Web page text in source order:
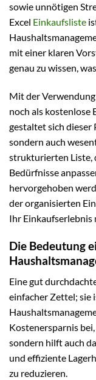
sowie unnötigen
Excel Einkaufsliste
mit einer klaren
genau zu wissen,
Mit der
noch als kostenlose
gestaltet sich dieser
sondern auch
strukturierten Liste,
Bedürfnisse
hervorgehoben
der organisierten
Ihr Einkaufserlebnis
Die Bedeutung
Eine gut
einfacher Zettel; sie
Kostenersparnis
sondern hilft auch
und effiziente
zu reduzieren.